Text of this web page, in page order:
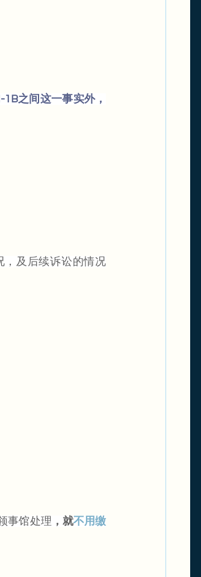
之间这一事实外，
，及后续诉讼的情况
事馆处理 ，就不用缴